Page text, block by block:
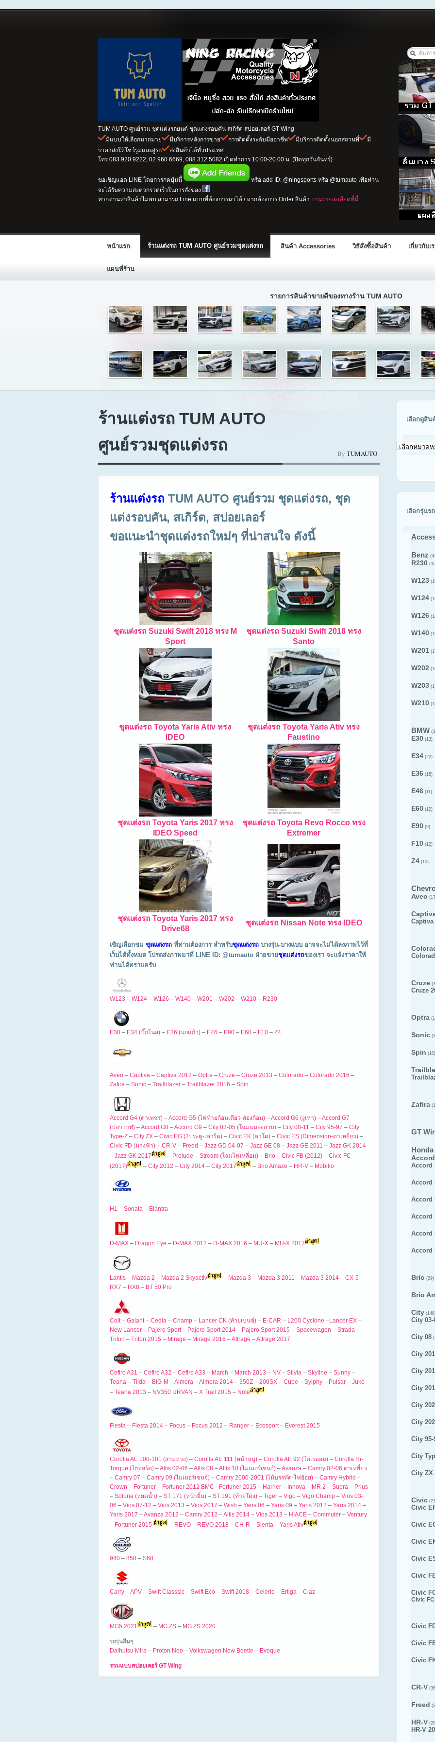
TUM AUTO ศูนย์รวม ชุดแต่งรถยนต์ ชุดแต่งรอบคัน สเกิร์ต สปอยเลอร์ GT Wing
มีแบบให้เลือกมากมาย
มีบริการหลังการขาย การติดตั้งระดับมืออาชีพ มีบริการติดตั้งนอกสถานที่
มี
ราคาส่งให้โชว์รูมและอู่รถ
ส่งสินค้าได้ทั่วประเทศ
โทร 083 920 9222, 02 960 6669, 088 312 5082 เปิดทำการ 10.00-20.00 น. (ปิดทุกวันจันทร์)
ขอเชิญแอด LINE โดยการกดปุ่มนี้
หรือ add ID: @ningsports หรือ @tumauto เพื่อท่าน
จะได้รับความสะดวกรวดเร็วในการสั่งของ
หากท่านหาสินค้าไม่พบ สามารถ Line แบบที่ต้องการมาได้ / หากต้องการ Order สินค้า อ่านรายละเอียดที่นี่
หน้าแรก ร้านแต่งรถ TUM AUTO ศูนย์รวมชุดแต่งรถ สินค้า Accessories วิธีสั่งซื้อสินค้า เกี่ยวกับเ
แผนที่ร้าน
รายการสินค้าขายดีของทางร้าน TUM AUTO
ร้านแต่งรถ TUM AUTO
ศูนย์รวมชุดแต่งรถ
By TUMAUTO
ร้านแต่งรถ TUM AUTO ศูนย์รวม ชุดแต่งรถ, ชุด
แต่งรอบคัน, สเกิร์ต, สปอยเลอร์
ขอแนะนำชุดแต่งรถใหม่ๆ ที่น่าสนใจ ดังนี้
ชุดแต่งรถ Suzuki Swift 2018 ทรง M
Sport
ชุดแต่งรถ Suzuki Swift 2018 ทรง
Santo
ชุดแต่งรถ Toyota Yaris Ativ ทรง
IDEO
ชุดแต่งรถ Toyota Yaris Ativ ทรง
Faustino
ชุดแต่งรถ Toyota Yaris 2017 ทรง
IDEO Speed
ชุดแต่งรถ Toyota Revo Rocco ทรง
Extremer
ชุดแต่งรถ Toyota Yaris 2017 ทรง
Drive68
ชุดแต่งรถ Nissan Note ทรง IDEO
เชิญเลือกชม ชุดแต่งรถ ที่ท่านต้องการ สำหรับชุดแต่งรถ บางรุ่น-บางแบบ อาจจะไม่ได้ลงภาพไว้ที่
เว็บได้ทั้งหมด โปรดส่งภาพมาที่ LINE ID: @tumauto ฝ่ายขายชุดแต่งรถของเรา จะแจ้งราคาให้
ท่านได้ทราบครับ
W123 – W124 – W126 – W140 – W201 – W202 – W210 – R230
E30 – E34 (บิ๊กโนส) – E36 (นกแก้ว) – E46 – E90 – E60 – F10 – Z4
Aveo – Captiva – Captiva 2012 – Optra – Cruze – Cruze 2013 – Colorado – Colorado 2016 –
Zafira – Sonic – Trailblazer – Trailblazer 2016 – Spin
Accord G4 (ตาเพชร) –Accord G5 (ไฟท้ายก้อนเดียว-สองก้อน) –Accord G6 (งูเห่า) –Accord G7
(ปลาวาฬ) –Accord G8 –Accord G9 – City 03-05 (โฉมแมลงสาบ) – City 08-11 – City 95-97 – City
Type-Z – City ZX – Civic EG (3ประตู-เตารีด) – Civic EK (ตาโต) – Civic ES (Dimension-ตาเหยี่ยว) –
Civic FD (นางฟ้า) – CR-V – Freed – Jazz GD 04-07 – Jazz GE 08 – Jazz GE 2011 – Jazz GK 2014
– Jazz GK 2017 – Prelude – Stream (โฉมไฟเหลี่ยม) – Brio – Civic FB (2012) – Civic FC
(2017)
– City 2012 – City 2014 – City 2017 – Brio Amaze – HR-V – Mobilio
H1 – Sonata – Elantra
D-MAX – Dragon Eye – D-MAX 2012 – D-MAX 2016 – MU-X – MU-X 2017
Lantis – Mazda 2 – Mazda 2 Skyactiv – Mazda 3 – Mazda 3 2011 – Mazda 3 2014 – CX-5 –
RX7 – RX8 – BT 50 Pro
Colt– Galant– Cedia – Champ – Lancer CK (ท้ายเบนซ์) – E-CAR – L200 Cyclone –Lancer EX –
New Lancer – Pajero Sport– Pajero Sport 2014 – Pajero Sport 2015 – Spacewagon – Strada –
Triton – Triton 2015 – Mirage – Mirage 2016 –Attrage –Attrage 2017
Cefiro A31 – Cefiro A32 – Cefiro A33 – March – March 2013 – NV – Silvia – Skyline – Sunny –
Teana – Tiida – BIG-M –Almera –Almera 2014 – 350Z – 200SX – Cube – Sylphy – Pulsar – Juke
– Teana 2013 – NV350 URVAN – X Trail 2015 – Note
Fiesta – Fiesta 2014 – Focus – Focus 2012 – Ranger – Ecosport– Everest 2015
Corolla AE 100-101 (สามห่วง) – Corolla AE 111 (หน้าหนู) – Corolla AE 92 (โดเรมอน) – Corolla Hi-
Torque (ไฮทอร์ค) –Altis 02-06 –Altis 08 –Altis 10 (ไมเนอร์เชนจ์) –Avanza – Camry 02-06 ตาเหยี่ยว
– Camry 07 – Camry 09 (ไมเนอร์เชนจ์) – Camry 2000-2001 (ไม้บรรทัด-ไฟย้อย) – Camry Hybrid –
Crown – Fortuner – Fortuner 2012 BMC– Fortuner 2015 – Harrier – Innova – MR 2 – Supra – Prius
– Soluna (หยดน้ำ) – ST 171 (หน้ายิ้ม) – ST 191 (ท้ายโด่ง) – Tiger – Vigo – Vigo Champ – Vios 03-
06 – Vios 07-12 – Vios 2013 – Vios 2017 – Wish – Yaris 06 – Yaris 09 – Yaris 2012 – Yaris 2014 –
Yaris 2017 –Avanza 2012 – Camry 2012 –Altis 2014 – Vios 2013 – HIACE – Commuter – Ventury
– Fortuner 2015 – REVO – REVO 2018 – CH-R – Sienta – Yaris Ativ
940 – 850 – S60
Carry –APV – Swift Classsic – Swift Eco – Swift 2018 – Celerio – Ertiga – Ciaz
MG5 2021 – MG ZS – MG ZS 2020
รถรุ่นอื่นๆ
Daihutsu Mira – Proton Neo – Volkswagen New Beetle – Evoque
รวมแบบสปอยเลอร์ GT Wing
เลือกดูสิน
เลือก
รุ่น
เลือกรุ่นรถ
Benz
R230 (3)
W123
W124
W126
W140
W201
W202
W203
W210
BMW
E30 (13)
E34 (22)
E36 (15)
E46 (11)
E60 (12)
E90 (9)
F10 (12)
Z4 (10)
Aveo
Captiva
Cruze
Cruze
Optra
Sonic
Spin (10)
Zafira
GT
Honda
Accord
Accord
Accord
Accord
Accord
Accord
Accord
Brio (29)
Brio
City
City 03-
City 08
City
City
City
City
City
City 95-
City
City ZX
Civic
Civic
Civic
Civic
Civic
Civic
Civic
Civic
Civic
Civic
Civic
CR-V
Freed
HR-V
HR-V